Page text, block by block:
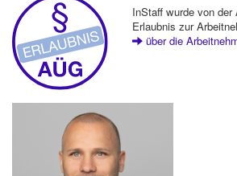
InStaff wurde von
Erlaubnis zur
über die